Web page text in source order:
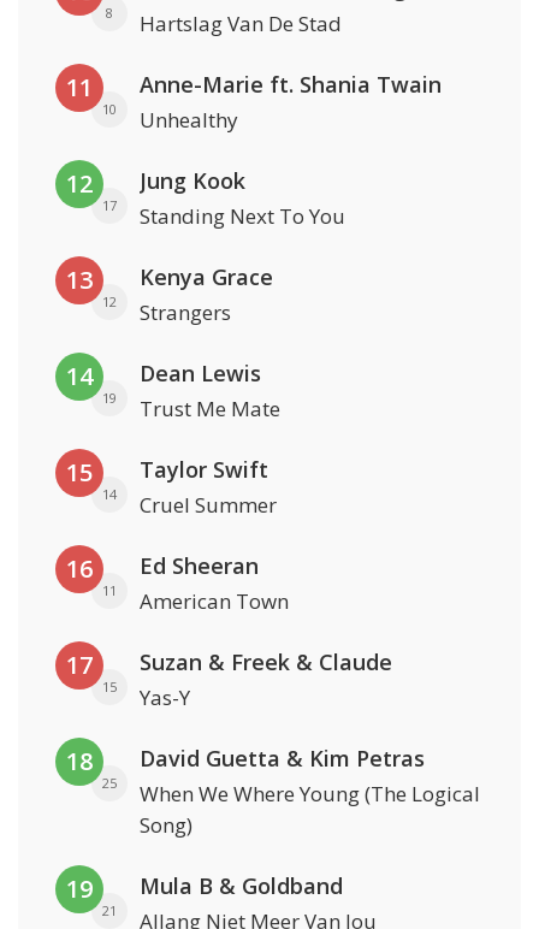
8 Hartslag Van De Stad
11
10
Anne-Marie ft. Shania Twain
Unhealthy
12
17
Jung Kook
Standing Next To You
13
12
Kenya Grace
Strangers
14
19
Dean Lewis
Trust Me Mate
15
14
Taylor Swift
Cruel Summer
16
11
Ed Sheeran
American Town
17
15
Suzan & Freek & Claude
Yas-Y
18
25
David Guetta & Kim Petras
When We Where Young (The Logical
Song)
19
21
Mula B & Goldband
Allang Niet Meer Van Jou